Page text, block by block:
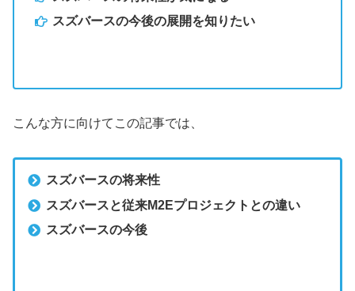
スズバースの今後の展開を知りたい
こんな方に向けてこの記事では、
スズバースの将来性
スズバースと従来M2Eプロジェクトとの違い
スズバースの今後